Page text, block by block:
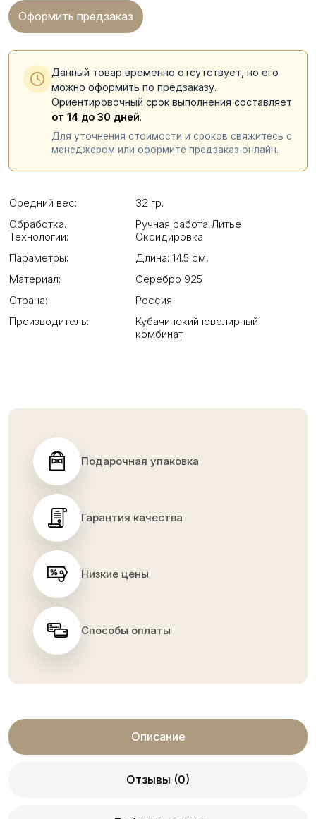
Оформить предзаказ
Данный товар временно отсутствует, но его
можно оформить по предзаказу.
Ориентировочный срок выполнения составляет
от 14 до 30 дней.
Для уточнения стоимости и сроков свяжитесь с
менеджером или оформите предзаказ онлайн.
Средний вес:
32 гр.
Обработка.
Технологии:
Ручная работа Литье
Оксидировка
Параметры:
Длина: 14.5 см,
Материал:
Серебро 925
Страна:
Россия
Производитель:
Кубачинский ювелирный
комбинат
Подарочная упаковка
Гарантия качества
Низкие цены
Способы оплаты
Описание
Отзывы (0)